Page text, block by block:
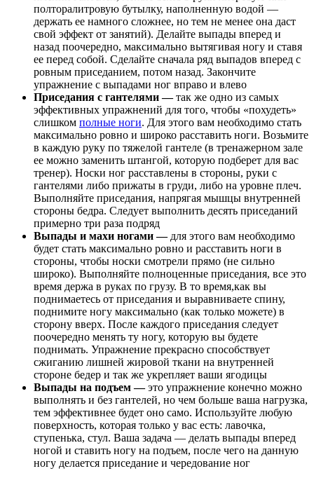
полторалитровую бутылку, наполненную водой —
держать ее намного сложнее, но тем не менее она даст
свой эффект от занятий). Делайте выпады вперед и
назад поочередно, максимально вытягивая ногу и ставя
ее перед собой. Сделайте сначала ряд выпадов вперед с
ровным приседанием, потом назад. Закончите
упражнение с выпадами ног вправо и влево
Приседания с гантелями —так же одно из самых
эффективных упражнений для того, чтобы «похудеть»
слишком полные ноги. Для этого вам необходимо стать
максимально ровно и широко расставить ноги. Возьмите
в каждую руку по тяжелой гантеле (в тренажерном зале
ее можно заменить штангой, которую подберет для вас
тренер). Носки ног расставлены в стороны, руки с
гантелями либо прижаты в груди, либо на уровне плеч.
Выполняйте приседания, напрягая мышцы внутренней
стороны бедра. Следует выполнить десять приседаний
примерно три раза подряд
Выпады и махи ногами — для этого вам необходимо
будет стать максимально ровно и расставить ноги в
стороны, чтобы носки смотрели прямо (не сильно
широко). Выполняйте полноценные приседания, все это
время держа в руках по грузу. В то время,как вы
поднимаетесь от приседания и выравниваете спину,
поднимите ногу максимально (как только можете) в
сторону вверх. После каждого приседания следует
поочередно менять ту ногу, которую вы будете
поднимать. Упражнение прекрасно способствует
сжиганию лишней жировой ткани на внутренней
стороне бедер и так же укрепляет ваши ягодицы
Выпады на подъем —это упражнение конечно можно
выполнять и без гантелей, но чем больше ваша нагрузка,
тем эффективнее будет оно само. Используйте любую
поверхность, которая только у вас есть: лавочка,
ступенька, стул. Ваша задача — делать выпады вперед
ногой и ставить ногу на подъем, после чего на данную
ногу делается приседание и чередование ног